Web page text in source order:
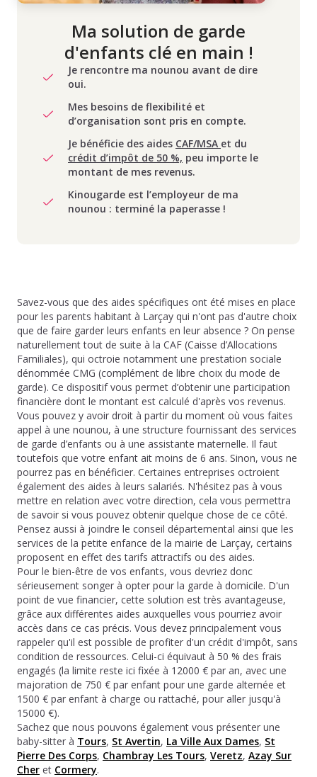
Ma solution de garde
d'enfants clé en main !
Je rencontre ma nounou avant de dire
oui.
Mes besoins de flexibilité et
d’organisation sont pris en compte.
Je bénéficie des aides CAF/MSA et du
crédit d’impôt de 50 %, peu importe le
montant de mes revenus.
Kinougarde est l’employeur de ma
nounou : terminé la paperasse !
Savez-vous que des aides spécifiques ont été mises en place
pour les parents habitant à Larçay qui n'ont pas d'autre choix
que de faire garder leurs enfants en leur absence ? On pense
naturellement tout de suite à la CAF (Caisse d’Allocations
Familiales), qui octroie notamment une prestation sociale
dénommée CMG (complément de libre choix du mode de
garde). Ce dispositif vous permet d’obtenir une participation
financière dont le montant est calculé d'après vos revenus.
Vous pouvez y avoir droit à partir du moment où vous faites
appel à une nounou, à une structure fournissant des services
de garde d’enfants ou à une assistante maternelle. Il faut
toutefois que votre enfant ait moins de 6 ans. Sinon, vous ne
pourrez pas en bénéficier. Certaines entreprises octroient
également des aides à leurs salariés. N'hésitez pas à vous
mettre en relation avec votre direction, cela vous permettra
de savoir si vous pouvez obtenir quelque chose de ce côté.
Pensez aussi à joindre le conseil départemental ainsi que les
services de la petite enfance de la mairie de Larçay, certains
proposent en effet des tarifs attractifs ou des aides.
Pour le bien-être de vos enfants, vous devriez donc
sérieusement songer à opter pour la garde à domicile. D'un
point de vue financier, cette solution est très avantageuse,
grâce aux différentes aides auxquelles vous pourriez avoir
accès dans ce cas précis. Vous devez principalement vous
rappeler qu'il est possible de profiter d'un crédit d'impôt, sans
condition de ressources. Celui-ci équivaut à 50 % des frais
engagés (la limite reste ici fixée à 12000 € par an, avec une
majoration de 750 € par enfant pour une garde alternée et
1500 € par enfant à charge ou rattaché, pour aller jusqu'à
15000 €).
Sachez que nous pouvons également vous présenter une
baby-sitter à Tours, St Avertin, La Ville Aux Dames, St
Pierre Des Corps, Chambray Les Tours, Veretz, Azay Sur
Cher et Cormery.